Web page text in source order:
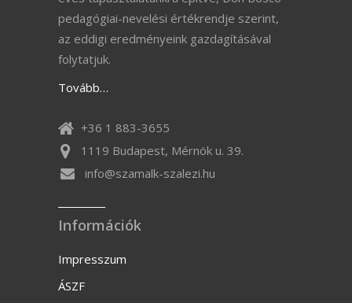
pedagógiai-nevelési értékrendje szerint,
az eddigi eredményeink gazdagításával
folytatjuk.
Tovább…
+36 1 883-3655
1119 Budapest, Mérnök u. 39.
info@szamalk-szalezi.hu
Információk
Impresszum
ÁSZF